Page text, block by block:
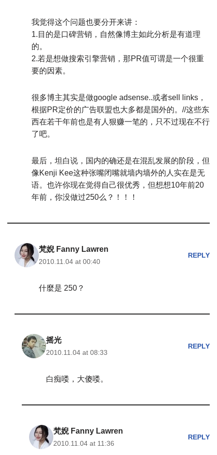
我觉得这个问题也要分开来讲：
1.目的是口碑营销，自然像博主如此分析是有道理
的。
2.若是想做搜索引擎营销，那PR值可谓是一个很重
要的因素。
很多博主其实是做google adsense..或者sell links，
根据PR定价的广告联盟也大多都是国外的。//这些东
西在若干年前也是有人狠赚一笔的，只不过现在不行
了吧。
最后，坦白说，国内的确还是在混乱发展的阶段，但
像Kenji Kee这种张嘴闭嘴就墙内墙外的人实在是无
语。也许你现在觉得自己很优秀，但想想10年前20
年前，你没做过250么？！！！
梵婗 Fanny Lawren
2010.11.04 at 00:40
REPLY
什麼是 250？
摇光
2010.11.04 at 08:33
REPLY
白痴喽，大傻喽。
梵婗 Fanny Lawren
2010.11.04 at 11:36
REPLY